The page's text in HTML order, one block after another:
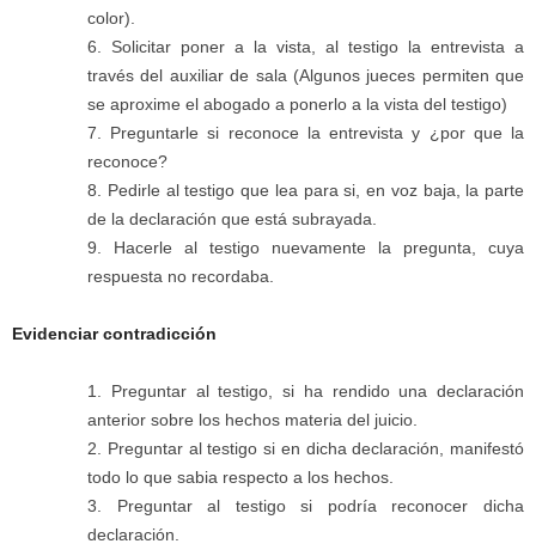
color).
Solicitar poner a la vista, al testigo la entrevista a
través del auxiliar de sala (Algunos jueces permiten que
se aproxime el abogado a ponerlo a la vista del testigo)
Preguntarle si reconoce la entrevista y ¿por que la
reconoce?
Pedirle al testigo que lea para si, en voz baja, la parte
de la declaración que está subrayada.
Hacerle al testigo nuevamente la pregunta, cuya
respuesta no recordaba.
Evidenciar contradicción
Preguntar al testigo, si ha rendido una declaración
anterior sobre los hechos materia del juicio.
Preguntar al testigo si en dicha declaración, manifestó
todo lo que sabia respecto a los hechos.
Preguntar al testigo si podría reconocer dicha
declaración.